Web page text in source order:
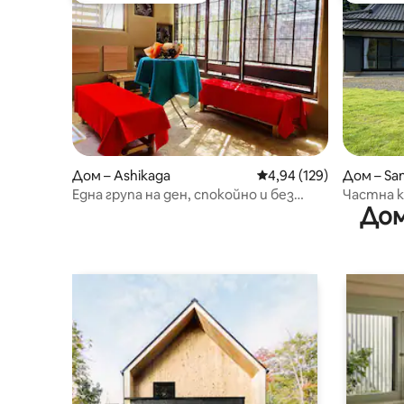
Дом – Ashikaga Средна оценка: 4,94
4,94 (129)
Една група на ден, спокойно и без
Дом –
Частна
къща е
вашето